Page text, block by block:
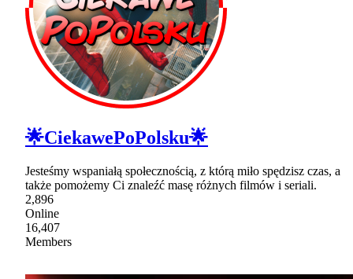
🌟CiekawePoPolsku🌟
Jesteśmy wspaniałą społecznością, z którą miło spędzisz czas, a
także pomożemy Ci znaleźć masę różnych filmów i seriali.
2,896
Online
16,407
Members